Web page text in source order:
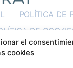
el
cookies
POLÍTICA DE
DE
DE REDES